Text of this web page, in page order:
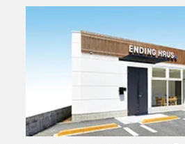
した。動画などの対応などもして
す。家族でいい思い出ができまし
大東市 E様
葬儀プラン: 家族葬